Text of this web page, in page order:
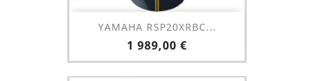
YAMAHA RSP20XRBC...
Prix
1 989,00 €